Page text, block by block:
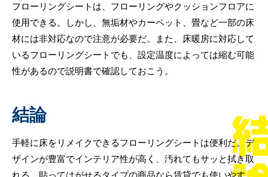
フローリングシートは、フローリングやクッションフロアに
使用できる。しかし、無垢材やカーペット、畳など一部の床
材には非対応なので注意が必要だ。また、床暖房に対応して
いるフローリングシートでも、設定温度によっては縮む可能
性があるので説明書で確認しておこう。
結論
手軽に床をリメイクできるフローリングシートは便利だ。デ
ザインが豊富でインテリア性が高く、汚れてもサッと拭き取
れる。貼ってはがせるタイプの商品なら賃貸でも使いやす